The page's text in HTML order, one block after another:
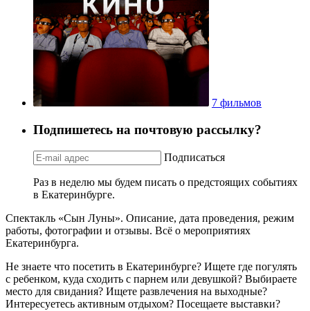
7 фильмов
Подпишетесь на почтовую рассылку?
Подписаться
Раз в неделю мы будем писать о предстоящих событиях
в Екатеринбурге.
Спектакль «Сын Луны». Описание, дата проведения, режим
работы, фотографии и отзывы. Всё о мероприятиях
Екатеринбурга.
Не знаете что посетить в Екатеринбурге? Ищете где погулять
с ребенком, куда сходить с парнем или девушкой? Выбираете
место для свидания? Ищете развлечения на выходные?
Интересуетесь активным отдыхом? Посещаете выставки?